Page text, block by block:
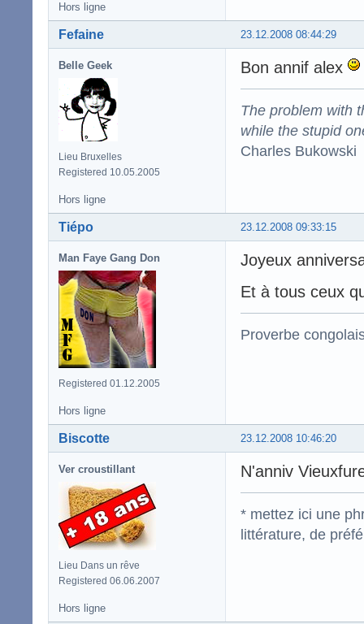
Hors ligne
23.12.2008 08:44:29
Fefaine
Belle Geek
Lieu Bruxelles
Registered 10.05.2005
Bon annif alex
The problem with
while the stupid
Charles Bukowski
Hors ligne
23.12.2008 09:33:15
Tiépo
Man Faye Gang Don
Registered 01.12.2005
Joyeux
Et à tous ceux
Proverbe
Hors ligne
23.12.2008 10:46:20
Biscotte
Ver croustillant
Lieu Dans un rêve
Registered 06.06.2007
N'anniv
* mettez ici une
littérature, de
Hors ligne